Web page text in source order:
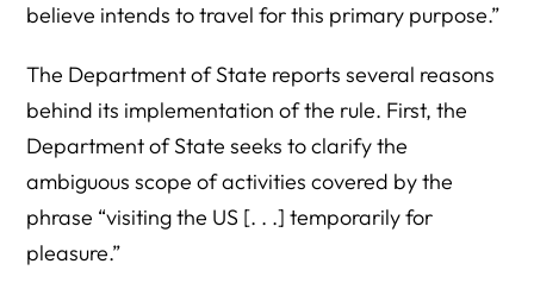
believe intends to travel for this primary purpose.”
The Department of State reports several reasons
behind its implementation of the rule. First, the
Department of State seeks to clarify the
ambiguous scope of activities covered by the
phrase “visiting the US [. . .] temporarily for
pleasure.”